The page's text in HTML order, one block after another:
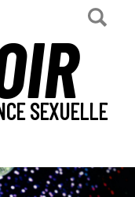
SEXUELLE